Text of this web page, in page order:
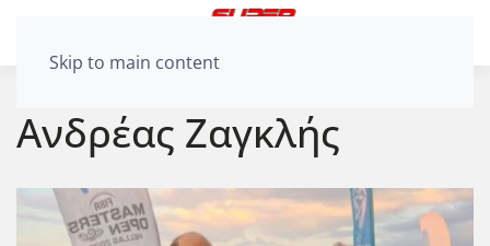
Skip to main content
Ανδρέας Ζαγκλής